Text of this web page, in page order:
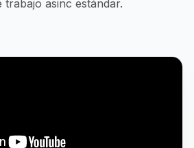
trabajo asinc estándar.